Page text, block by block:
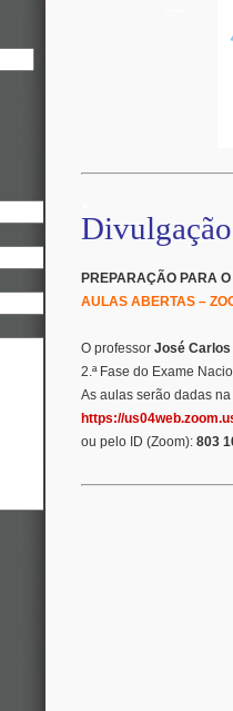
PREPARAÇÃO PARA
AULAS ABERTAS –
O professor José
2.ª Fase do Exame
As aulas serão dadas
https://
ou pelo ID (Zoom): 803